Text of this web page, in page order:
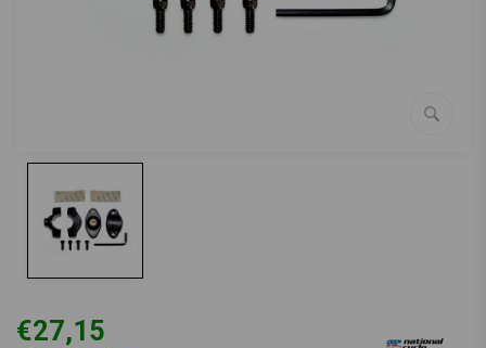
€27,15